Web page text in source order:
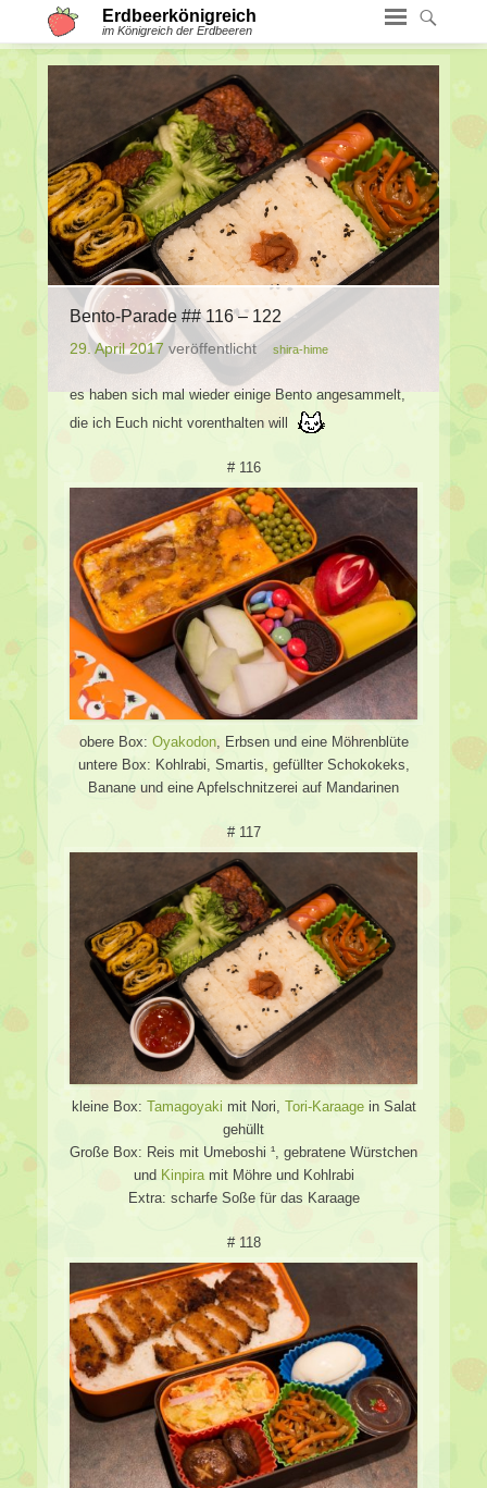
Erdbeerkönigreich
im Königreich der Erdbeeren
Bento-Parade ## 116 – 122
29. April 2017 veröffentlicht shira-hime
es haben sich mal wieder einige Bento angesammelt,
die ich Euch nicht vorenthalten will
# 116
obere Box: Oyakodon, Erbsen und eine Möhrenblüte
untere Box: Kohlrabi, Smartis, gefüllter Schokokeks,
Banane und eine Apfelschnitzerei auf Mandarinen
# 117
kleine Box: Tamagoyaki mit Nori, Tori-Karaagein Salat
gehüllt
Große Box: Reis mit Umeboshi ¹, gebratene Würstchen
und Kinpiramit Möhre und Kohlrabi
Extra: scharfe Soße für das Karaage
# 118